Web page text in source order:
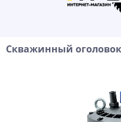
Скважинный оголовок